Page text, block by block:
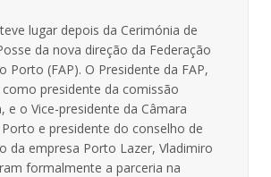
lugar depois da Cerimónia de
da nova direção da Federação
Porto (FAP). O Presidente da FAP,
como presidente da comissão
e o Vice-presidente da Câmara
e presidente do conselho de
da empresa Porto Lazer, Vladimiro
formalmente a parceria na